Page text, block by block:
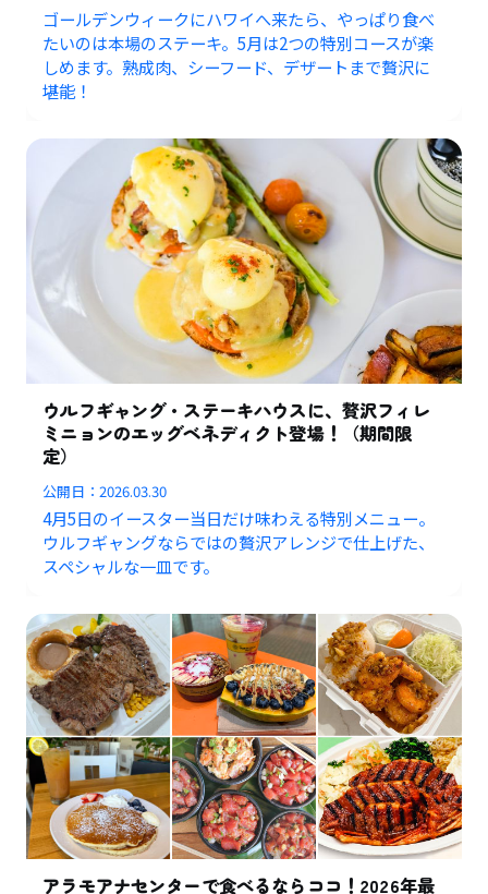
ゴールデンウィークにハワイへ来たら、やっぱり食べ
たいのは本場のステーキ。5月は2つの特別コースが楽
しめます。熟成肉、シーフード、デザートまで贅沢に
堪能！
ウルフギャング・ステーキハウスに、贅沢フィレ
ミニョンのエッグベネディクト登場！（期間限
定）
公開日：2026.03.30
4月5日のイースター当日だけ味わえる特別メニュー。
ウルフギャングならではの贅沢アレンジで仕上げた、
スペシャルな一皿です。
アラモアナセンターで食べるならココ！2026年最